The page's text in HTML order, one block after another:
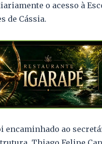
o acesso à
de Cássia.
encaminhado ao